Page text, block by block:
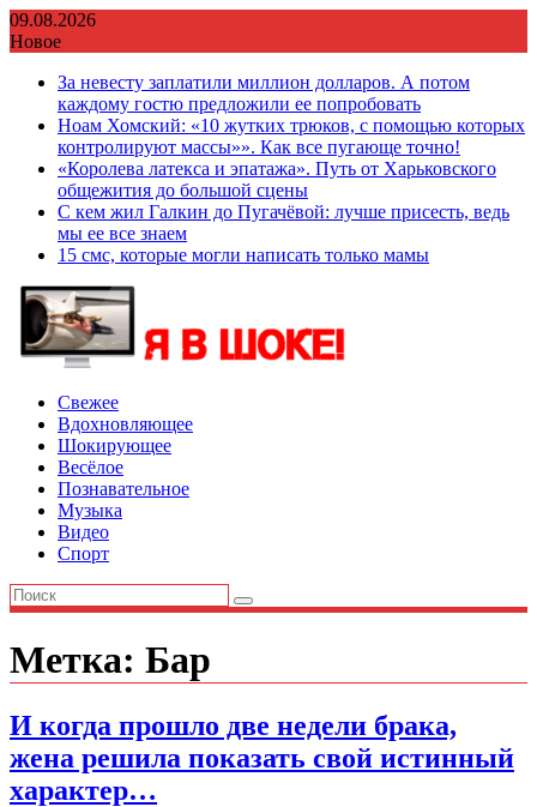
Перейти
к
09.08.2026
Новое
За невесту заплатили миллион долларов. А потом
каждому гостю предложили ее попробовать
Ноам Хомский: «10 жутких трюков, с помощью которых
контролируют массы»». Как все пугающе точно!
«Королева латекса и эпатажа». Путь от Харьковского
общежития до большой сцены
С кем жил Галкин до Пугачёвой: лучше присесть, ведь
мы ее все знаем
15 смс, которые могли написать только мамы
Свежее
Вдохновляющее
Шокирующее
Весёлое
Познавательное
Музыка
Видео
Спорт
Метка: Бар
И когда прошло две недели брака,
жена решила показать свой истинный
характер…